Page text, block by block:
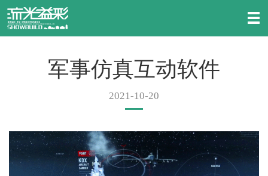
军事仿真互动软件
2021-10-20